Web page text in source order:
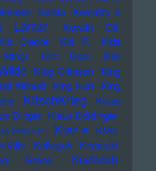
Kelela Kemistry &
Lamar
Kerstin Ott
Creole KId P.
KIda
KIm Deal
KIm
KIng Crimson KIng
Wizard KIng Kurt KIng
KItschKrieg
Klaas
Dinger Klaus Doldinger
Schulze Klez.e KMD
Kollegah Kompakt
Savas Kraftklub